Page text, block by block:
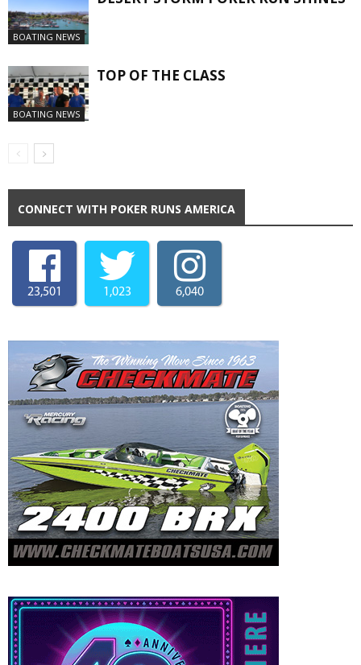
BOATING NEWS
BOATING NEWS
TOP OF THE CLASS
CONNECT WITH POKER RUNS AMERICA
23,501 1,023 6,040